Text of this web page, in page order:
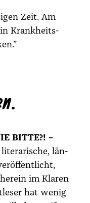
Zeit. Am
Krank­heits­
BITTE?! –
lite­ra­ri­sche, län­
im Kla­ren
hat wenig